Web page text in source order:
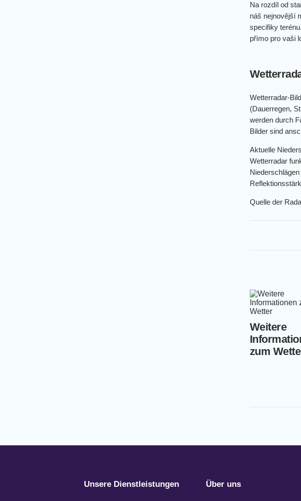
Na rozdíl od
náš nejnovější
specifiky
přímo pro vaši
Wetterradar-
(Dauerregen,
werden durch
Bilder sind
Aktuelle
Wetterradar
Quelle der
Weitere
zum
Unsere Dienstleistungen Über uns